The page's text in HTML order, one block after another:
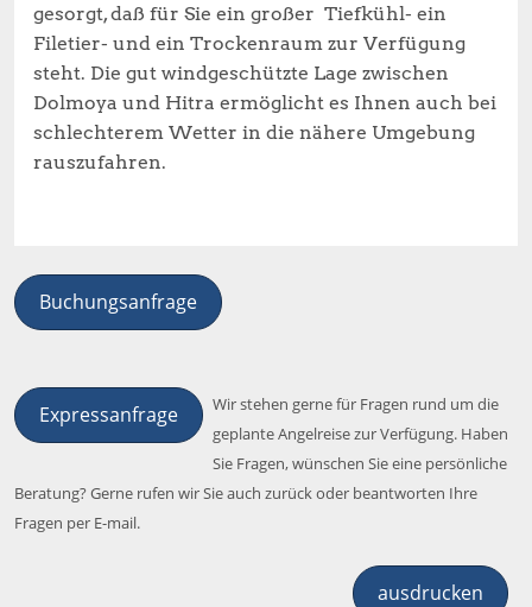
gesorgt, daß für Sie ein großer Tiefkühl- ein
Filetier- und ein Trockenraum zur Verfügung
steht. Die gut windgeschützte Lage zwischen
Dolmoya und Hitra ermöglicht es Ihnen auch bei
schlechterem Wetter in die nähere Umgebung
rauszufahren.
Buchungsanfrage
Expressanfrage
Wir stehen gerne für Fragen rund um die
geplante Angelreise zur Verfügung. Haben
Sie Fragen, wünschen Sie eine persönliche
Beratung? Gerne rufen wir Sie auch zurück oder beantworten Ihre
Fragen per E-mail.
ausdrucken